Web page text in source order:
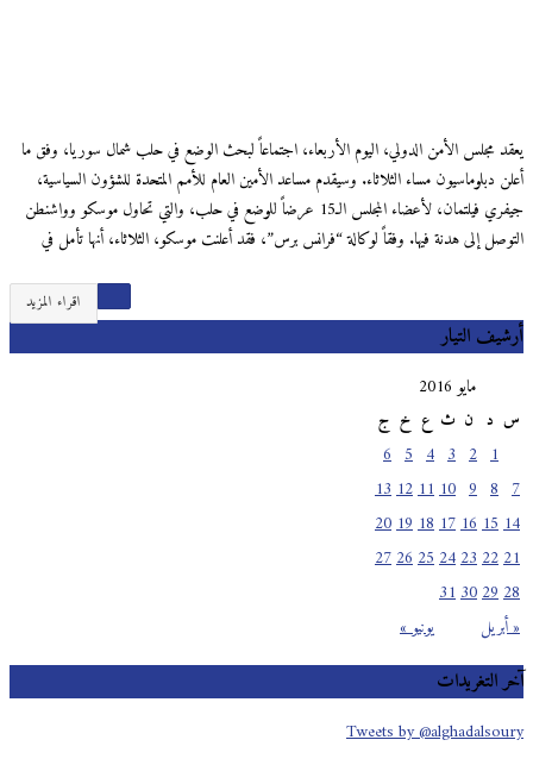
يعقد مجلس الأمن الدولي، اليوم الأربعاء، اجتماعاً لبحث الوضع في حلب شمال سوريا، وفق ما
أعلن دبلوماسيون مساء الثلاثاء. وسيقدم مساعد الأمين العام للأمم المتحدة للشؤون السياسية،
جيفري فيلتمان، لأعضاء المجلس الـ15 عرضاً للوضع في حلب، والتي تحاول موسكو وواشنطن
التوصل إلى هدنة فيها. وفقاً لوكالة “فرانس برس”، فقد أعلنت موسكو، الثلاثاء، أنها تأمل في
اقراء المزيد
أرشيف التيار
مايو 2016
س
ث خ ج
« أبريل يونيو »
10
11
12
13
14
15
16
17
18
19
20
21
22
23
24
25
26
27
28
29
30
31
آخر التغريدات
Tweets by @alghadalsoury